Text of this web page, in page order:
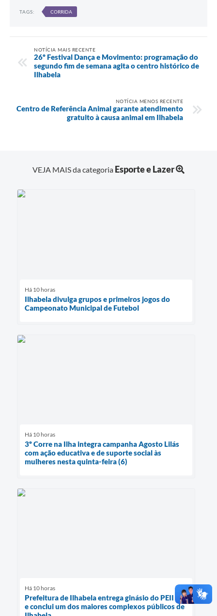
TAGS: CORRIDA
NOTÍCIA MAIS RECENTE
26º Festival Dança e Movimento: programação do
segundo fim de semana agita o centro histórico de
Ilhabela
NOTÍCIA MENOS RECENTE
Centro de Referência Animal garante atendimento
gratuito à causa animal em Ilhabela
VEJA MAIS da categoria Esporte e Lazer
Há 10 horas
Ilhabela divulga grupos e primeiros jogos do
Campeonato Municipal de Futebol
Há 10 horas
3º Corre na Ilha integra campanha Agosto Lilás
com ação educativa e de suporte social às
mulheres nesta quinta-feira (6)
Há 10 horas
Prefeitura de Ilhabela entrega ginásio do PEII Sul
e conclui um dos maiores complexos públicos de